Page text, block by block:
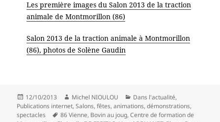
Les première images du Salon 2013 de la traction
animale de Montmorillon (86)
Salon 2013 de la traction animale à Montmorillon
(86), photos de Solène Gaudin
Publié
le
12/10/2013 Auteur
Michel NIOULOU Catégories
Dans l'actualité,
Publications internet,Salons, fêtes, animations, démonstrations,
spectacles
Mots-
86 Vienne, Bovin au joug,Centre de formation de